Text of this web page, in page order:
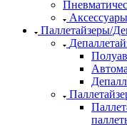
Паллетайзеры/